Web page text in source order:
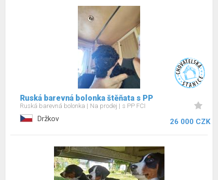
Ruská barevná bolonka štěňata s PP
Ruská barevná bolonka Na prodej s PP FCI
Držkov 26 000 CZK